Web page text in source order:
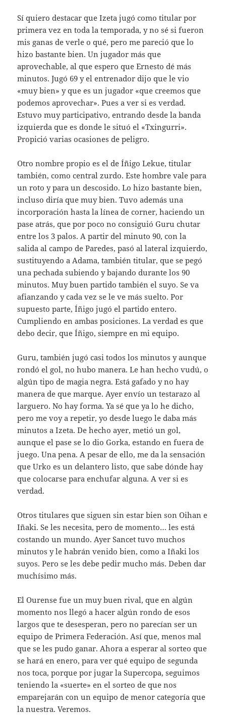
Sí quiero destacar que Izeta jugó como titular por
primera vez en toda la temporada, y no sé si fueron
mis ganas de verle o qué, pero me pareció que lo
hizo bastante bien. Un jugador más que
aprovechable, al que espero que Ernesto dé más
minutos. Jugó 69 y el entrenador dijo que le vio
«muy bien» y que es un jugador «que creemos que
podemos aprovechar». Pues a ver si es verdad.
Estuvo muy participativo, entrando desde la banda
izquierda que es donde le situó el «Txingurri».
Propició varias ocasiones de peligro.
Otro nombre propio es el de Íñigo Lekue, titular
también, como central zurdo. Este hombre vale para
un roto y para un descosido. Lo hizo bastante bien,
incluso diría que muy bien. Tuvo además una
incorporación hasta la línea de corner, haciendo un
pase atrás, que por poco no consiguió Guru chutar
entre los 3 palos. A partir del minuto 90, con la
salida al campo de Paredes, pasó al lateral izquierdo,
sustituyendo a Adama, también titular, que se pegó
una pechada subiendo y bajando durante los 90
minutos. Muy buen partido también el suyo. Se va
afianzando y cada vez se le ve más suelto. Por
supuesto parte, Íñigo jugó el partido entero.
Cumpliendo en ambas posiciones. La verdad es que
debo decir, que Íñigo, siempre en mi equipo.
Guru, también jugó casi todos los minutos y aunque
rondó el gol, no hubo manera. Le han hecho vudú, o
algún tipo de magia negra. Está gafado y no hay
manera de que marque. Ayer envío un testarazo al
larguero. No hay forma. Ya sé que ya lo he dicho,
pero me voy a repetir, yo desde luego le daba más
minutos a Izeta. De hecho ayer, metió un gol,
aunque el pase se lo dio Gorka, estando en fuera de
juego. Una pena. A pesar de ello, me da la sensación
que Urko es un delantero listo, que sabe dónde hay
que colocarse para enchufar alguna. A ver si es
verdad.
Otros titulares que siguen sin estar bien son Oihan e
Iñaki. Se les necesita, pero de momento… les está
costando un mundo. Ayer Sancet tuvo muchos
minutos y le habrán venido bien, como a Iñaki los
suyos. Pero se les debe pedir mucho más. Deben dar
muchísimo más.
El Ourense fue un muy buen rival, que en algún
momento nos llegó a hacer algún rondo de esos
largos que te desesperan, pero no parecían ser un
equipo de Primera Federación. Así que, menos mal
que se les pudo ganar. Ahora a esperar al sorteo que
se hará en enero, para ver qué equipo de segunda
nos toca, porque por jugar la Supercopa, seguimos
teniendo la «suerte» en el sorteo de que nos
emparejarán con un equipo de menor categoría que
la nuestra. Veremos.